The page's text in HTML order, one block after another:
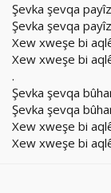
Şevka şevqa
Şevka şevqa
Xew xweşe bi
Xew xweşe bi
.
Şevka şevqa
Şevka şevqa
Xew xweşe bi
Xew xweşe bi